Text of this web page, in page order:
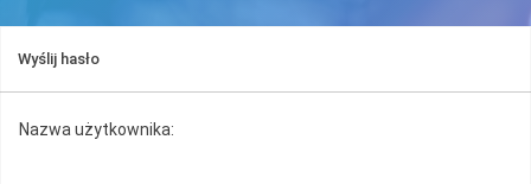
Wyślij hasło
Nazwa użytkownika: